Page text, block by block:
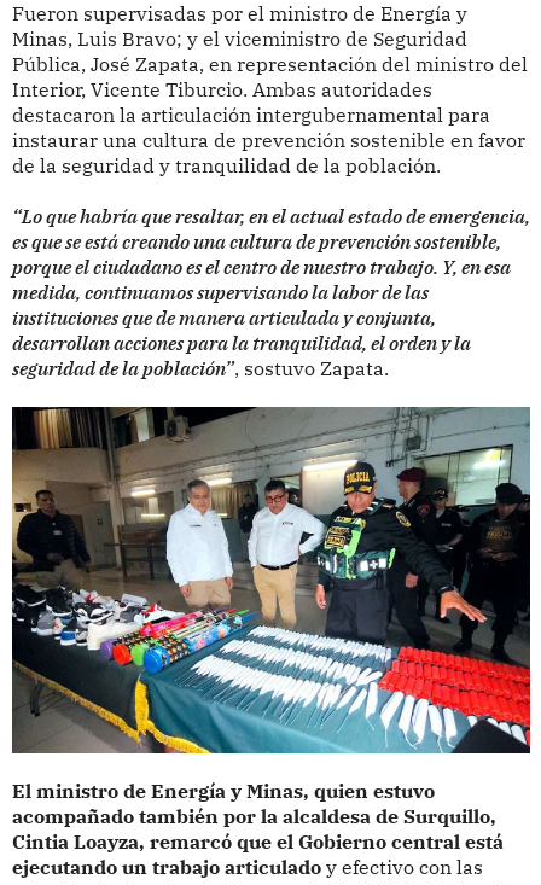
Fueron supervisadas por el ministro de Energía y
Minas, Luis Bravo; y el viceministro de Seguridad
Pública, José Zapata, en representación del ministro del
Interior, Vicente Tiburcio. Ambas autoridades
destacaron la articulación intergubernamental para
instaurar una cultura de prevención sostenible en favor
de la seguridad y tranquilidad de la población.
“Lo que habría que resaltar, en el actual estado de emergencia,
es que se está creando una cultura de prevención sostenible,
porque el ciudadano es el centro de nuestro trabajo. Y, en esa
medida, continuamos supervisando la labor de las
instituciones que de manera articulada y conjunta,
desarrollan acciones para la tranquilidad, el orden y la
seguridad de la población”, sostuvo Zapata.
El ministro de Energía y Minas, quien estuvo
acompañado también por la alcaldesa de Surquillo,
Cintia Loayza, remarcó que el Gobierno central está
ejecutando un trabajo articuladoy efectivo con las